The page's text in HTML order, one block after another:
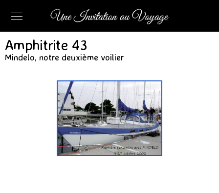
Amphitrite 43
Mindelo, notre deuxième voilier